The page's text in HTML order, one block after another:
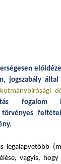
jogszabály által
fogalom
legalapvetőbb
vagyis,